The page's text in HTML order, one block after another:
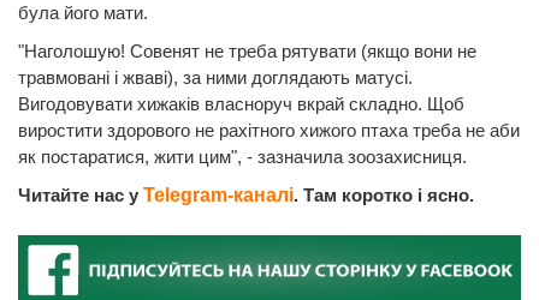
була його мати.
"Наголошую! Совенят не треба рятувати (якщо вони не
травмовані і жваві), за ними доглядають матусі.
Вигодовувати хижаків власноруч вкрай складно. Щоб
виростити здорового не рахітного хижого птаха треба не аби
як постаратися, жити цим", - зазначила зоозахисниця.
Читайте нас у Telegram-каналі. Там коротко і ясно.